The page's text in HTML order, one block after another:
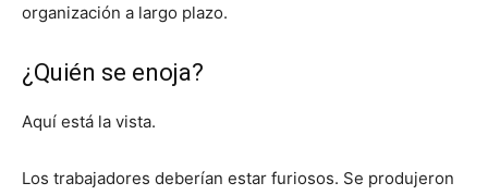
organización a largo plazo.
¿Quién se enoja?
Aquí está la vista.
Los trabajadores deberían estar furiosos. Se produjeron